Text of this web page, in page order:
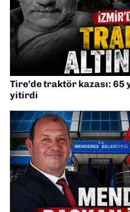
Tire’de traktör kazası: 65
yitirdi